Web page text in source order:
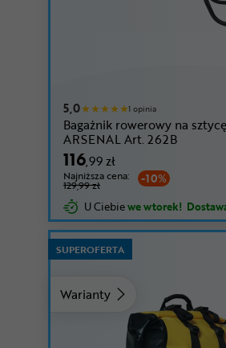
5,0 1 opinia
Bagażnik rowerowy na
ARSENAL Art. 262B
116,99 zł
-10%
Najniższa cena:
129,99 zł
U Ciebiewe wtorek!
Warianty
SUPEROFERTA